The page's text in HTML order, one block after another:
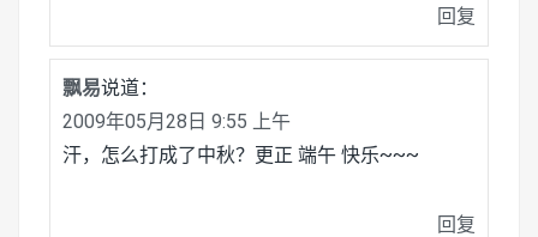
回复
飘易说道：
2009年05月28日 9:55 上午
汗，怎么打成了中秋？更正 端午 快乐~~~
回复